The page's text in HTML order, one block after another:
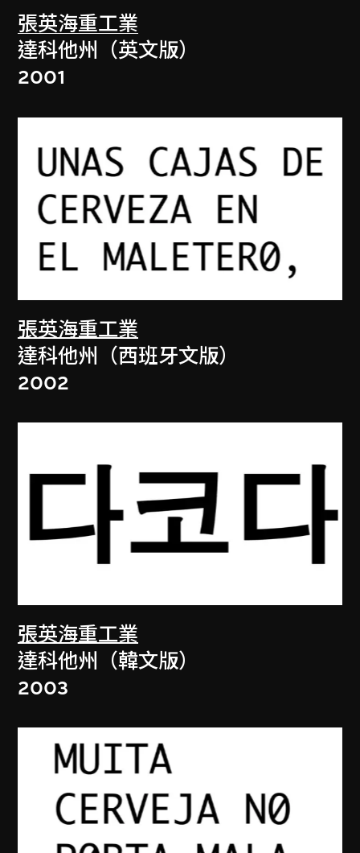
張英海重工業
達科他州（英文版）
2001
張英海重工業
達科他州（西班牙文版）
2002
張英海重工業
達科他州（韓文版）
2003